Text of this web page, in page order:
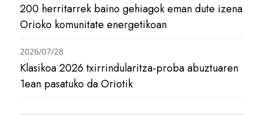
200 herritarrek baino gehiagok eman dute izena
Orioko komunitate energetikoan
Klasikoa 2026 txirrindularitza-proba abuztuaren
1ean pasatuko da Oriotik
2026/07/28